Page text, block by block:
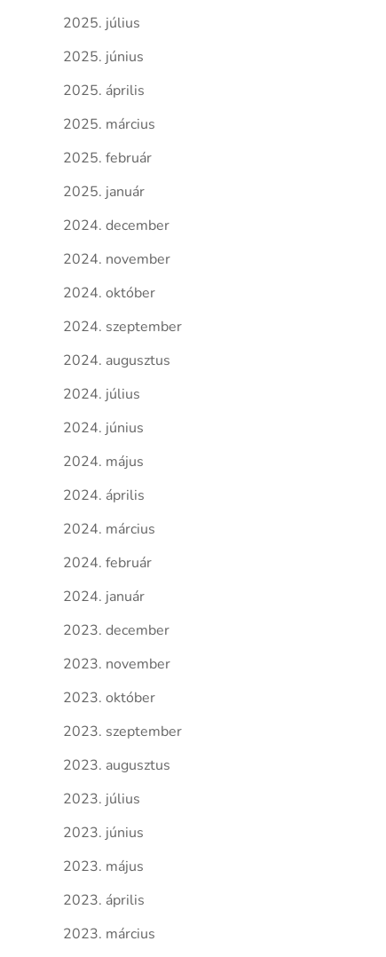
2025. július
2025. június
2025. április
2025. március
2025. február
2025. január
2024. december
2024. november
2024. október
2024. szeptember
2024. augusztus
2024. július
2024. június
2024. május
2024. április
2024. március
2024. február
2024. január
2023. december
2023. november
2023. október
2023. szeptember
2023. augusztus
2023. július
2023. június
2023. május
2023. április
2023. március